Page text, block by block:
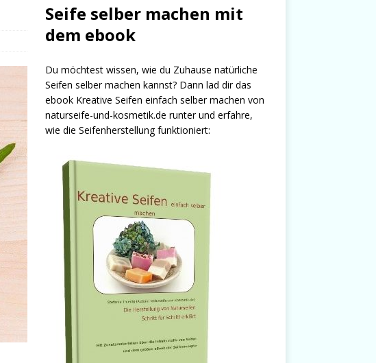
Seife selber machen mit
dem ebook
Du möchtest wissen, wie du Zuhause natürliche
Seifen selber machen kannst? Dann lad dir das
ebook Kreative Seifen einfach selber machen von
naturseife-und-kosmetik.de runter und erfahre,
wie die Seifenherstellung funktioniert: